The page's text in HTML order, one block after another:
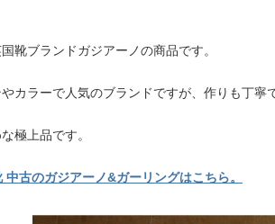
靴ブランドガジアーノの商品です。
カラーで人気のブランドですが、作りも丁寧
極上品です。
古のガジアーノ&ガーリングはこちら。